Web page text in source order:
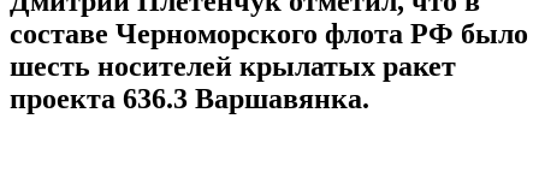
составе Черноморского флота РФ было
шесть носителей крылатых ракет
проекта 636.3 Варшавянка.